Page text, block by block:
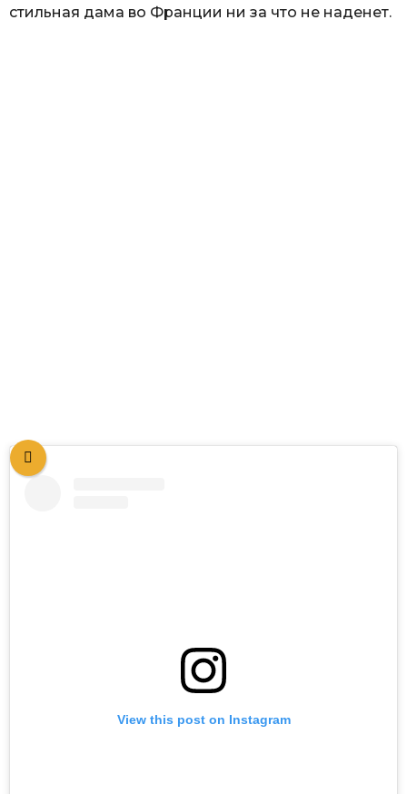
стильная дама во Франции ни за что не наденет.
View this post on Instagram